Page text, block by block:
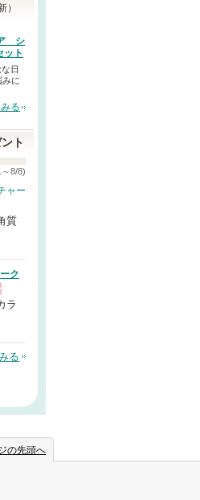
）
シ
ット
日
みに
る
ト
8/8)
ャー
質
ク
ラ
る
の先頭へ